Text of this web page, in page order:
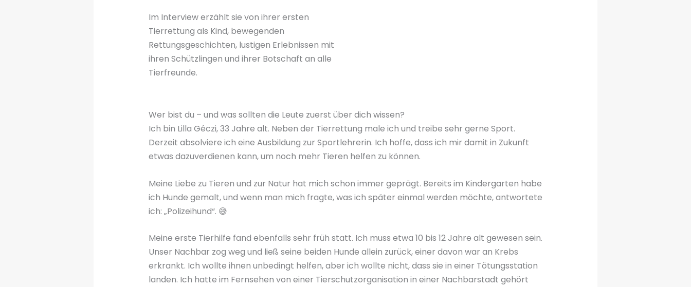
Im Interview erzählt sie von ihrer ersten
Tierrettung als Kind, bewegenden
Rettungsgeschichten, lustigen Erlebnissen mit
ihren Schützlingen und ihrer Botschaft an alle
Tierfreunde.
Wer bist du – und was sollten die Leute zuerst über dich wissen?
Ich bin Lilla Géczi, 33 Jahre alt. Neben der Tierrettung male ich und treibe sehr gerne Sport.
Derzeit absolviere ich eine Ausbildung zur Sportlehrerin. Ich hoffe, dass ich mir damit in Zukunft
etwas dazuverdienen kann, um noch mehr Tieren helfen zu können.
Meine Liebe zu Tieren und zur Natur hat mich schon immer geprägt. Bereits im Kindergarten habe
ich Hunde gemalt, und wenn man mich fragte, was ich später einmal werden möchte, antwortete
ich: „Polizeihund“. 😅
Meine erste Tierhilfe fand ebenfalls sehr früh statt. Ich muss etwa 10 bis 12 Jahre alt gewesen sein.
Unser Nachbar zog weg und ließ seine beiden Hunde allein zurück, einer davon war an Krebs
erkrankt. Ich wollte ihnen unbedingt helfen, aber ich wollte nicht, dass sie in einer Tötungsstation
landen. Ich hatte im Fernsehen von einer Tierschutzorganisation in einer Nachbarstadt gehört